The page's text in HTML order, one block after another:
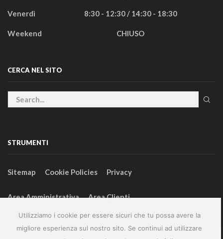
Utilizziamo i cookie per essere sicuri che tu possa avere la
migliore esperienza sul nostro sito. Se continui ad utilizzare
Venerdì 8:30 - 12:30 / 14:30 - 18:30
Weekend CHIUSO
CERCA NEL SITO
STRUMENTI
Sitemap Cookie Policies Privacy
Area Amministrativa Area Clienti